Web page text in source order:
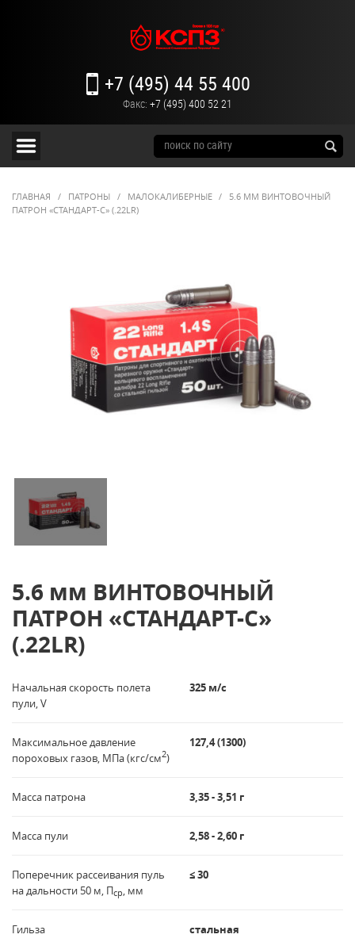
+7 (495) 44 55 400
Факс: +7 (495) 400 52 21
ГЛАВНАЯ / ПАТРОНЫ / МАЛОКАЛИБЕРНЫЕ /
5.6 ММ ВИНТОВОЧНЫЙ
ПАТРОН «СТАНДАРТ-С» (.22LR)
5.6 мм ВИНТОВОЧНЫЙ
ПАТРОН «СТАНДАРТ-С»
(.22LR)
Начальная скорость полета
пули, V
325 м/с
Максимальное давление
пороховых газов, МПа (кгс/см2)
127,4 (1300)
Масса патрона 3,35 - 3,51 г
Масса пули 2,58 - 2,60 г
Поперечник рассеивания пуль
на дальности 50 м, Пср , мм
≤ 30
Гильза стальная